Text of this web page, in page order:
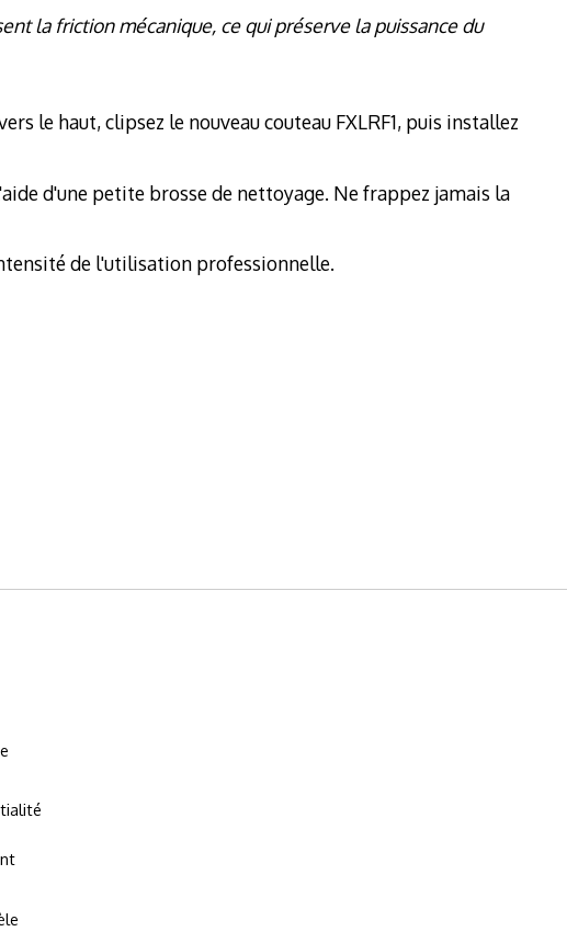
la friction mécanique, ce qui préserve la puissance du
le haut, clipsez le nouveau couteau FXLRF1, puis installez
d'une petite brosse de nettoyage. Ne frappez jamais la
de l'utilisation professionnelle.